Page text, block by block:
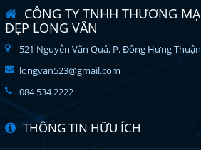
CÔNG TY TNHH THƯƠNG
ĐẸP LONG VÂN
521 Nguyễn Văn Quá, P. Đông Hưng
longvan523@gmail.com
084 534 2222
THÔNG TIN HỮU ÍCH